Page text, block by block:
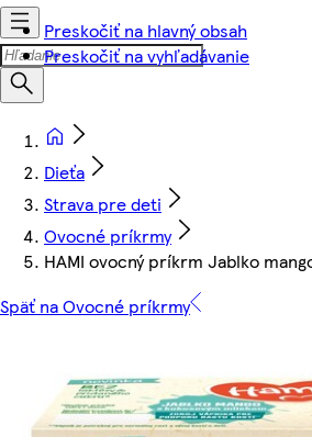
Preskočiť na hlavný obsah
Preskočiť na vyhľadávanie
Dieťa
Strava pre deti
Ovocné príkrmy
HAMI ovocný príkrm Jablko
Späť na Ovocné príkrmy